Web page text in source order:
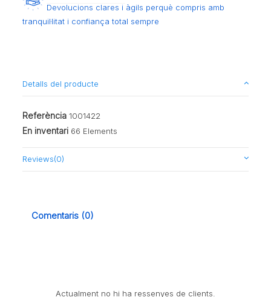
Devolucions clares i àgils perquè compris amb
tranquil·litat i confiança total sempre
Detalls del producte
Referència 1001422
En inventari 66 Elements
Reviews(0)
Comentaris (0)
Actualment no hi ha ressenyes de clients.